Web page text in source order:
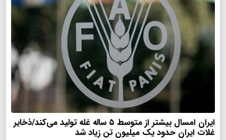
ایران امسال بیشتر از متوسط ۵ ساله غله تولید می‌کند/ذخایر
غلات ایران حدود یک میلیون تن زیاد شد